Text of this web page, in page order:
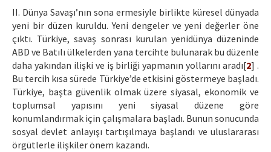
II. Dünya Savaşı’nın sona ermesiyle birlikte küresel dünyada
yeni bir düzen kuruldu. Yeni dengeler ve yeni değerler öne
çıktı. Türkiye, savaş sonrası kurulan yenidünya düzeninde
ABD ve Batılı ülkelerden yana tercihte bulunarak bu düzenle
daha yakından ilişki ve iş birliği yapmanın yollarını aradı[2] .
Bu tercih kısa sürede Türkiye’de etkisini göstermeye başladı.
Türkiye, başta güvenlik olmak üzere siyasal, ekonomik ve
toplumsal yapısını yeni siyasal düzene göre
konumlandırmak için çalışmalara başladı. Bunun sonucunda
sosyal devlet anlayışı tartışılmaya başlandı ve uluslararası
örgütlerle ilişkiler önem kazandı.